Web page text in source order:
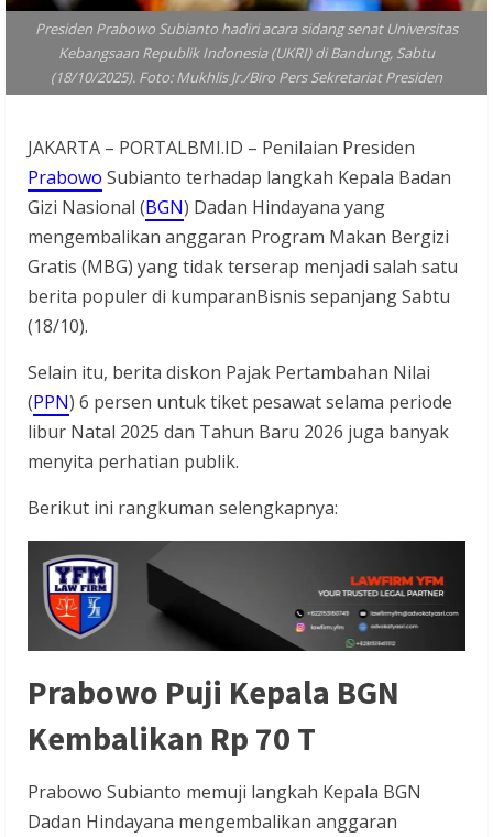
Presiden Prabowo Subianto hadiri acara sidang senat Universitas
Kebangsaan Republik Indonesia (UKRI) di Bandung, Sabtu
(18/10/2025). Foto: Mukhlis Jr./Biro Pers Sekretariat Presiden
JAKARTA – PORTALBMI.ID – Penilaian Presiden
Prabowo Subianto terhadap langkah Kepala Badan
Gizi Nasional (BGN) Dadan Hindayana yang
mengembalikan anggaran Program Makan Bergizi
Gratis (MBG) yang tidak terserap menjadi salah satu
berita populer di kumparanBisnis sepanjang Sabtu
(18/10).
Selain itu, berita diskon Pajak Pertambahan Nilai
(PPN) 6 persen untuk tiket pesawat selama periode
libur Natal 2025 dan Tahun Baru 2026 juga banyak
menyita perhatian publik.
Berikut ini rangkuman selengkapnya:
Prabowo Puji Kepala BGN
Kembalikan Rp 70 T
Prabowo Subianto memuji langkah Kepala BGN
Dadan Hindayana mengembalikan anggaran